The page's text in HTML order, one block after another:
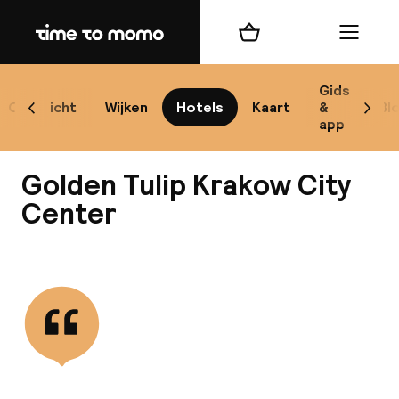
Home
Overzicht Wijken Hotels Kaart
Gids
&
app
Scroll naar links
Winkelmand Menu
Golden Tulip Krakow City
Center